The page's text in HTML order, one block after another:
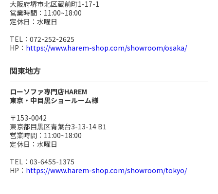
大阪府堺市北区蔵前町1-17-1
営業時間：11:00~18:00
定休日：水曜日
TEL：072-252-2625
HP： https://www.harem-shop.com/showroom/osaka/
関東地方
ローソファ専門店HAREM
東京・中目黒ショールーム様
〒153-0042
東京都目黒区青葉台3-13-14 B1
営業時間：11:00~18:00
定休日：水曜日
TEL：03-6455-1375
HP： https://www.harem-shop.com/showroom/tokyo/